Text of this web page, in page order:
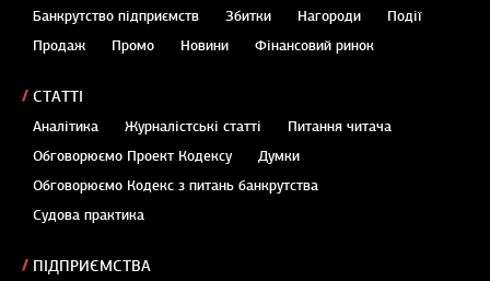
Банкрутство підприємств
Збитки Нагороди
Події
Продаж
Промо Новини Фінансовий ринок
СТАТТІ
Аналітика Журналістські статті
Питання читача
Обговорюємо Проект Кодексу
Думки
Обговорюємо Кодекс з питань банкрутства
Судова практика
ПІДПРИЄМСТВА